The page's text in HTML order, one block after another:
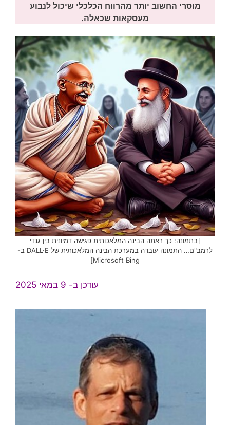
מוסרי החשוב יותר מהרווח הכלכלי שיכול לנבוע
מעסקאות שכאלה.
[בתמונה: כך ראתה הבינה המלאכותית פגישה דמיונית בין גנדי
לרמב"ם… התמונה עובדה במערכת הבינה המלאכותית של DALL·E ב-
Microsoft Bing]
עודכן ב- 9 במאי 2025